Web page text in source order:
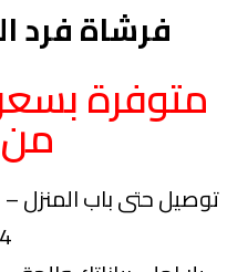
فرشاة فرد
توصيل حتى باب المنزل